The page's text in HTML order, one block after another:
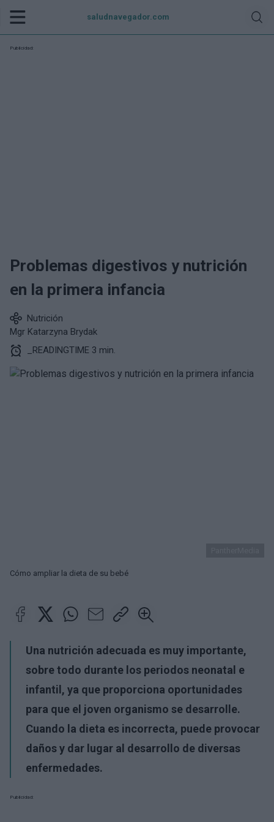
saludnavegador.com
Publicidad:
Problemas digestivos y nutrición
en la primera infancia
Nutrición
Mgr Katarzyna Brydak
_READINGTIME 3 min.
Cómo ampliar la dieta de su bebé
Una nutrición adecuada es muy importante,
sobre todo durante los periodos neonatal e
infantil, ya que proporciona oportunidades
para que el joven organismo se desarrolle.
Cuando la dieta es incorrecta, puede provocar
daños y dar lugar al desarrollo de diversas
enfermedades.
Publicidad: